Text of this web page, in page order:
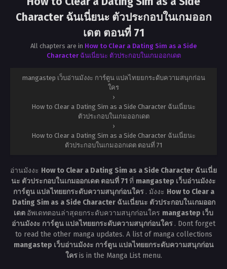
Character ฉันเนี่ยนะ ตัวประกอบในเกมออก
เดต ตอนที่ 71
All chapters are in How to Clear a Dating Sim as a Side
Character ฉันเนี่ยนะ ตัวประกอบในเกมออกเดต
mangastep เว็บอ่านมังงะ การ์ตูน แปลไทยยกระดับความสนุกก่อน
ใคร
›
How to Clear a Dating Sim as a Side Character ฉันเนี่ยนะ
ตัวประกอบในเกมออกเดต
›
How to Clear a Dating Sim as a Side Character ฉันเนี่ยนะ
ตัวประกอบในเกมออกเดต ตอนที่ 71
อ่านมังงะ How to Clear a Dating Sim as a Side Character ฉันเนี่ย
นะ ตัวประกอบในเกมออกเดต ตอนที่ 71ที่ mangastep เว็บอ่านมังงะ
การ์ตูน แปลไทยยกระดับความสนุกก่อนใคร . มังงะ How to Clear a
Dating Sim as a Side Character ฉันเนี่ยนะ ตัวประกอบในเกมออก
เดต อัพเดทตอนล่าสุดยกระดับความสนุกก่อนใคร mangastep เว็บ
อ่านมังงะ การ์ตูน แปลไทยยกระดับความสนุกก่อนใคร . Dont forget
to read the other manga updates. A list of manga collections
mangastep เว็บอ่านมังงะ การ์ตูน แปลไทยยกระดับความสนุกก่อน
ใครis in the Manga List menu.